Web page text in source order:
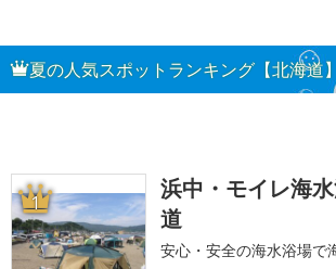
夏の人気スポットランキング【北海道】
1
浜中・モイレ海
道
安心・安全の海水浴場で